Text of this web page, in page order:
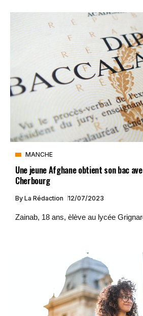
MANCHE
Une jeune Afghane obtient son bac
Cherbourg
By La Rédaction 12/07/2023
Zainab, 18 ans, èlève au lycée